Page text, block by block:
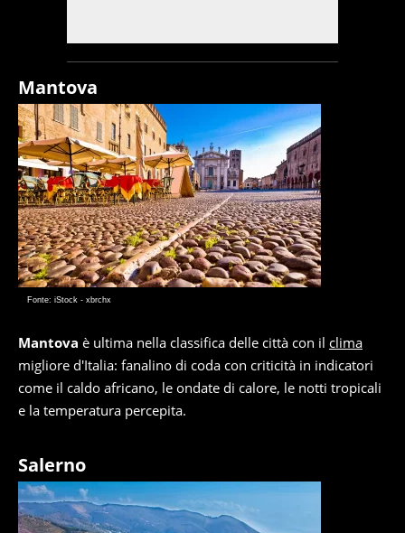
Mantova
Fonte: iStock - xbrchx
Mantova è ultima nella classifica delle città con il clima
migliore d'Italia: fanalino di coda con criticità in indicatori
come il caldo africano, le ondate di calore, le notti tropicali
e la temperatura percepita.
Salerno